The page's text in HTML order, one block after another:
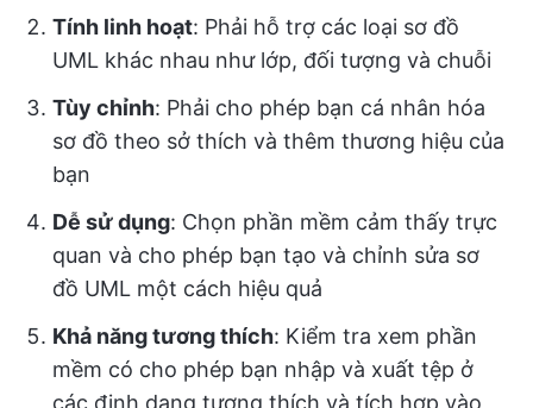
Tính linh hoạt: Phải hỗ trợ các loại sơ đồ
UML khác nhau như lớp, đối tượng và chuỗi
Tùy chỉnh: Phải cho phép bạn cá nhân hóa
sơ đồ theo sở thích và thêm thương hiệu của
bạn
Dễ sử dụng: Chọn phần mềm cảm thấy trực
quan và cho phép bạn tạo và chỉnh sửa sơ
đồ UML một cách hiệu quả
Khả năng tương thích: Kiểm tra xem phần
mềm có cho phép bạn nhập và xuất tệp ở
các định dạng tương thích và tích hợp vào